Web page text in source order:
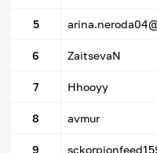
5
6 ZaitsevaN
7 Hhooyy
8 avmur
9